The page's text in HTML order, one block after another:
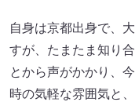
自身は京都出身で、
すが、たまたま知り
とから声がかかり、
時の気軽な雰囲気と